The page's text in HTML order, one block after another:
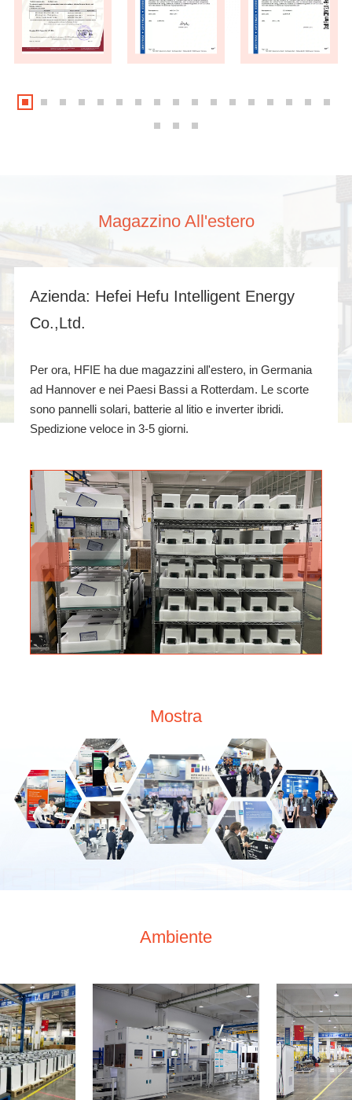
Magazzino All'estero
Azienda: Hefei Hefu Intelligent Energy
Co.,Ltd.
Per ora, HFIE ha due magazzini all'estero, in Germania
ad Hannover e nei Paesi Bassi a Rotterdam. Le scorte
sono pannelli solari, batterie al litio e inverter ibridi.
Spedizione veloce in 3-5 giorni.
Mostra
Ambiente